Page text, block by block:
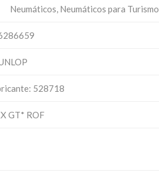
Neumáticos, Neumáticos para Turismo
528718
GT* ROF